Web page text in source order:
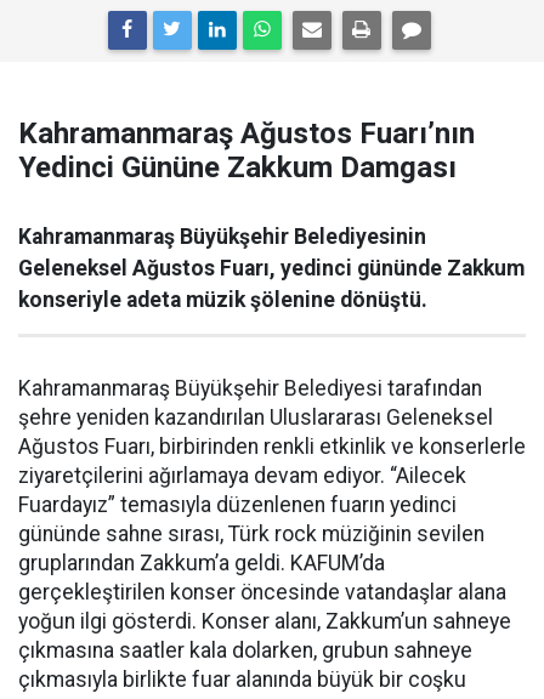
Kahramanmaraş Ağustos Fuarı’nın
Yedinci Gününe Zakkum Damgası
Kahramanmaraş Büyükşehir Belediyesinin
Geleneksel Ağustos Fuarı, yedinci gününde Zakkum
konseriyle adeta müzik şölenine dönüştü.
Kahramanmaraş Büyükşehir Belediyesi tarafından
şehre yeniden kazandırılan Uluslararası Geleneksel
Ağustos Fuarı, birbirinden renkli etkinlik ve konserlerle
ziyaretçilerini ağırlamaya devam ediyor. “Ailecek
Fuardayız” temasıyla düzenlenen fuarın yedinci
gününde sahne sırası, Türk rock müziğinin sevilen
gruplarından Zakkum’a geldi. KAFUM’da
gerçekleştirilen konser öncesinde vatandaşlar alana
yoğun ilgi gösterdi. Konser alanı, Zakkum’un sahneye
çıkmasına saatler kala dolarken, grubun sahneye
çıkmasıyla birlikte fuar alanında büyük bir coşku